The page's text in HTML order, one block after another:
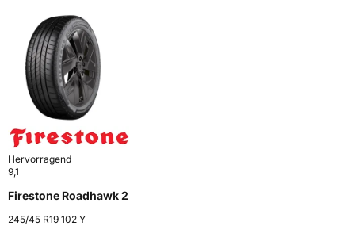
Hervorragend
9,1
Firestone Roadhawk 2
245/45 R19 102 Y